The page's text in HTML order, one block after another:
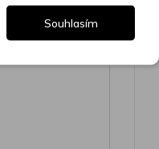
Souhlasím